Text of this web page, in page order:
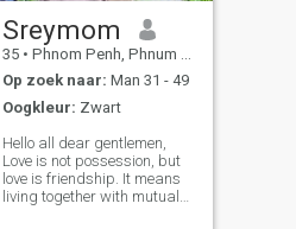
Sreymom
35 • Phnom Penh, Phnum Pénh, Cambodja
Op zoek naar: Man 31 - 49
Oogkleur: Zwart
Hello all dear gentlemen,
Love is not possession, but
love is friendship. It means
living together with mutual